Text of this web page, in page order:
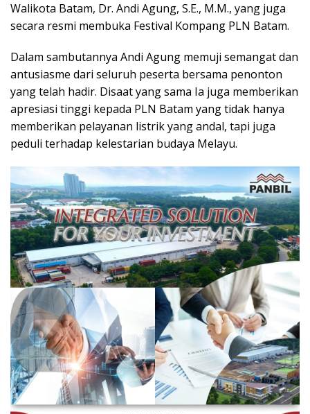
Walikota Batam, Dr. Andi Agung, S.E., M.M., yang juga
secara resmi membuka Festival Kompang PLN Batam.
Dalam sambutannya Andi Agung memuji semangat dan
antusiasme dari seluruh peserta bersama penonton
yang telah hadir. Disaat yang sama Ia juga memberikan
apresiasi tinggi kepada PLN Batam yang tidak hanya
memberikan pelayanan listrik yang andal, tapi juga
peduli terhadap kelestarian budaya Melayu.